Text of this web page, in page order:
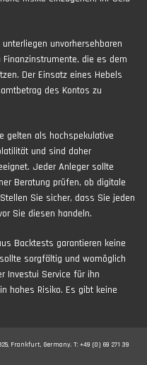
unvorhersehbaren
die es dem
Der Einsatz eines Hebels
des Kontos zu
gelten als hochspekulative
und sind daher
Jeder Anleger sollte
Beratung prüfen, ob digitale
Sie sicher, dass Sie jeden
Sie diesen handeln.
Backtests garantieren keine
sorgfältig und womöglich
Investui Service für ihn
hohes Risiko. Es gibt keine
Frankfurt, Germany. T: +49 (0) 69 271 39